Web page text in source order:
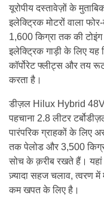
यूरोपीय दस्तावेज़ों के
इलेक्ट्रिक मोटरों वाला
1,600 किग्रा तक की
इलेक्ट्रिक गाड़ी के लिए यह
कॉर्पोरेट फ्लीट्स और तय
करता है।
डीज़ल Hilux Hybrid 48V
पहचाना 2.8 लीटर
पारंपरिक ग्राहकों के लिए
तक पेलोड और 3,500
सोच के क़रीब रखते हैं।
ज़्यादा सहज चलाव, त्वरण
कम खपत के लिए है।